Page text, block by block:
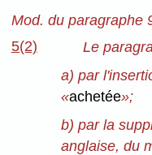
Mod. du paragraphe
5(2)
Le
a) par
«achetée»;
b) par la
anglaise, du